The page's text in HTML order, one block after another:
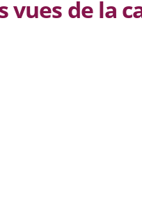
vues de la